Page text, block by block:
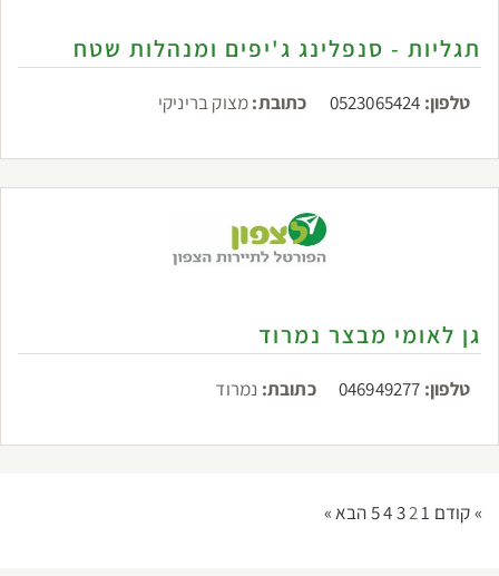
תגליות - סנפלינג ג'יפים ומנהלות שטח
טלפון: 0523065424 כתובת:מצוק בריניקי
גן לאומי מבצר נמרוד
טלפון: 046949277 כתובת: נמרוד
» קודם 1
2
3
4
5הבא »